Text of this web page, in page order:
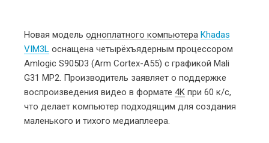
Новая модель одноплатного компьютера Khadas
VIM3L оснащена четырёхъядерным процессором
Amlogic S905D3 (Arm Cortex-A55) с графикой Mali
G31 MP2. Производитель заявляет о поддержке
воспроизведения видео в формате 4K при 60 к/с,
что делает компьютер подходящим для создания
маленького и тихого медиаплеера.